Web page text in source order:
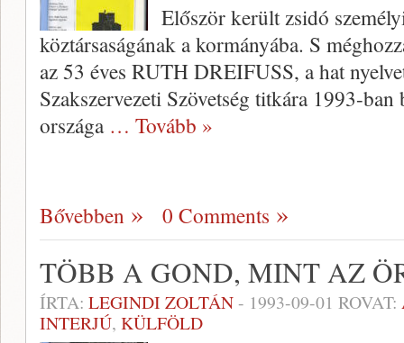
Először került zsidó
köztársaságának a kormányába. S
az 53 éves RUTH DREIFUSS, a hat
Szakszervezeti Szövetség titkára 1993-
országa … Tovább »
Bővebben 0 Comments
TÖBB A GOND, MINT AZ
ÍRTA: LEGINDI ZOLTÁN- 1993-09-01 ROVAT:
INTERJÚ, KÜLFÖLD